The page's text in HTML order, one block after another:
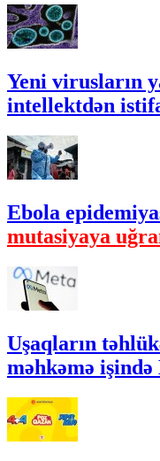
Yeni virusların
intellektdən
Ebola
mutasiyaya
Uşaqların
məhkəmə